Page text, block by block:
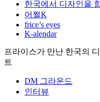
한국에서 디자인을
어쩔K
frice’s eyes
K-alendar
프라이스가 만난 한국의
트
DM 그라운드
인터뷰